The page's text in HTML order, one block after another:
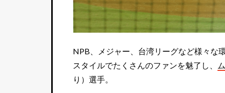
NPB、メジャー、台湾リーグなど様々な
スタイルでたくさんのファンを魅了し、
り）選手。